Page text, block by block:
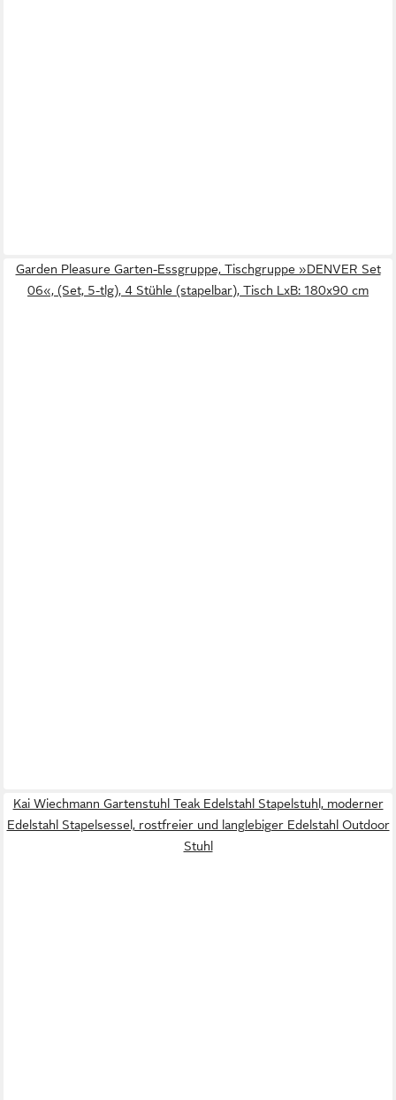
Garden Pleasure Garten-Essgruppe, Tischgruppe »DENVER Set
06«, (Set, 5-tlg), 4 Stühle (stapelbar), Tisch LxB: 180x90 cm
Kai Wiechmann Gartenstuhl Teak Edelstahl Stapelstuhl, moderner
Edelstahl Stapelsessel, rostfreier und langlebiger Edelstahl Outdoor
Stuhl